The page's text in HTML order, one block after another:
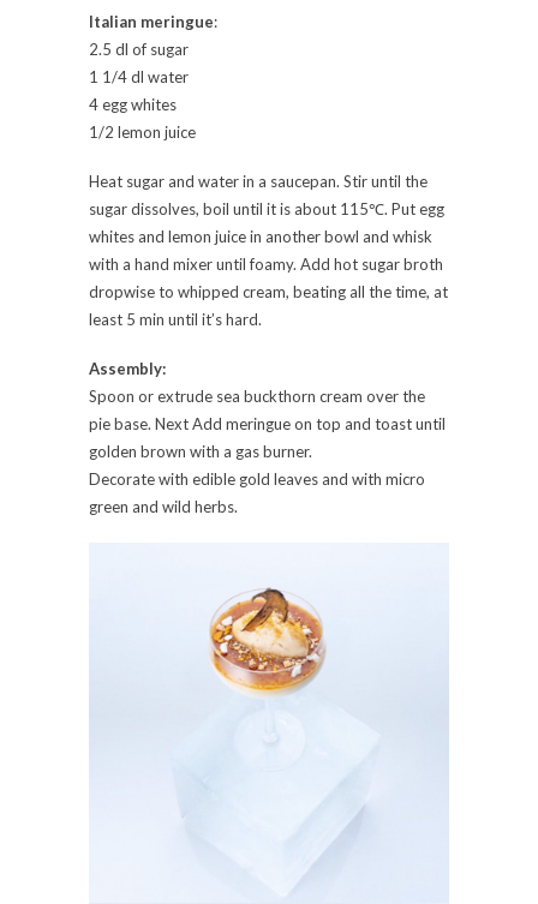
Italian meringue:
2.5 dl of sugar
1 1/4 dl water
4 egg whites
1/2 lemon juice
Heat sugar and water in a saucepan. Stir until the
sugar dissolves, boil until it is about 115℃. Put egg
whites and lemon juice in another bowl and whisk
with a hand mixer until foamy. Add hot sugar broth
dropwise to whipped cream, beating all the time, at
least 5 min until it’s hard.
Assembly:
Spoon or extrude sea buckthorn cream over the
pie base. Next Add meringue on top and toast until
golden brown with a gas burner.
Decorate with edible gold leaves and with micro
green and wild herbs.